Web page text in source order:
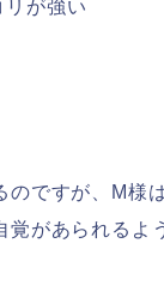
が強い
のですが、M様
があられるよ